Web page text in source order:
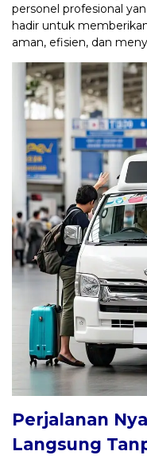
personel profesional
hadir untuk
aman, efisien, dan
Perjalanan
Langsung